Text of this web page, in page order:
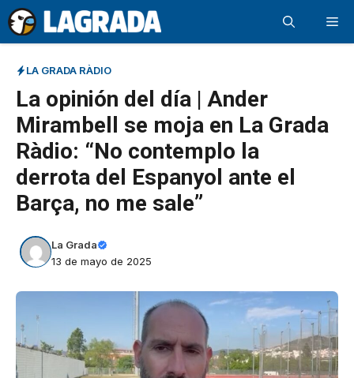
Saltar
al
contenido
LA GRADA RÀDIO
La opinión del día | Ander
Mirambell se moja en La Grada
Ràdio: “No contemplo la
derrota del Espanyol ante el
Barça, no me sale”
La Grada
13 de mayo de 2025